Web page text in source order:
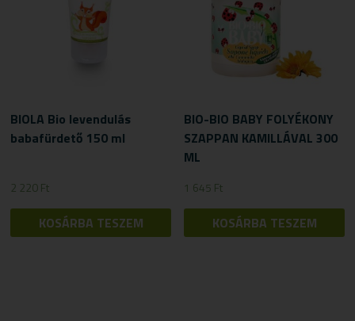
BIOLA Bio levendulás
babafürdető 150 ml
2 220Ft
KOSÁRBA TESZEM
BIO-BIO BABY FOLYÉKONY
SZAPPAN KAMILLÁVAL 300
ML
1 645 Ft
KOSÁRBA TESZEM